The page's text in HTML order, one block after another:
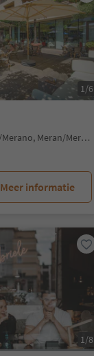
1/6
Merano/Meran, Meran/Merano, Meran/Merano and environs
Meer informatie
1/8